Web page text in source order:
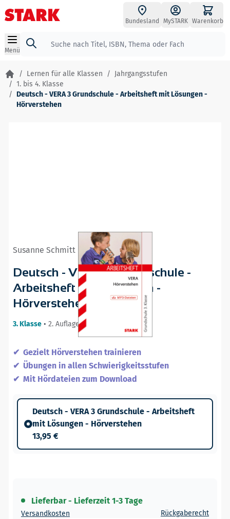
Zum Inhalt springen
Bundesland MySTARK Warenkorb
Menü
Suche
/ Lernen für alle Klassen / Jahrgangsstufen
/ 1. bis 4. Klasse
/ Deutsch - VERA 3 Grundschule - Arbeitsheft mit Lösungen -
Hörverstehen
Susanne Schmitt
Deutsch - VERA 3 Grundschule -
Arbeitsheft mit Lösungen -
Hörverstehen
3. Klasse • 2. Auflage / 07.02.18
Gezielt Hörverstehen trainieren
Übungen in allen Schwierigkeitsstufen
Mit Hördateien zum Download
Deutsch - VERA 3 Grundschule - Arbeitsheft
mit Lösungen - Hörverstehen
13,95 €
Lieferbar - Lieferzeit 1-3 Tage
Versandkosten Rückgaberecht